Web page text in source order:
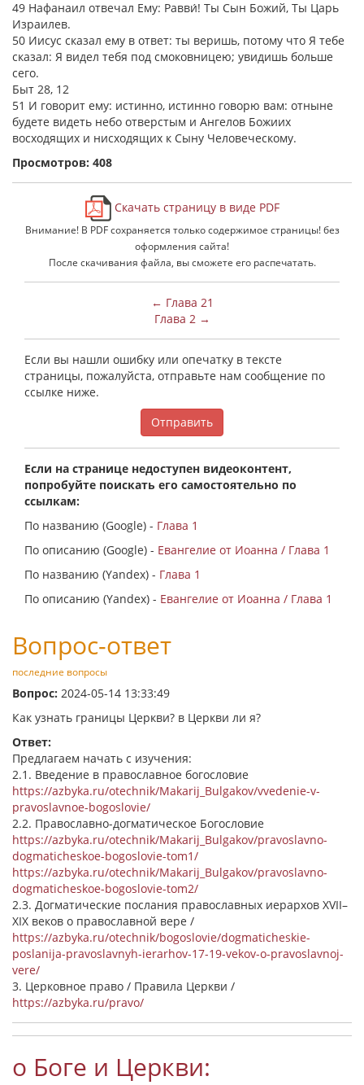
49 Нафанаил отвечал Ему: Равви́! Ты Сын Божий, Ты Царь
Израилев.
50 Иисус сказал ему в ответ: ты веришь, потому что Я тебе
сказал: Я видел тебя под смоковницею; увидишь больше
сего.
Быт 28, 12
51 И говорит ему: истинно, истинно говорю вам: отныне
будете видеть небо отверстым и Ангелов Божиих
восходящих и нисходящих к Сыну Человеческому.
Просмотров: 408
Скачать страницу в виде PDF
Внимание! В PDF сохраняется только содержимое страницы! без
оформления сайта!
После скачивания файла, вы сможете его распечатать.
← Глава 21
Глава 2 →
Если вы нашли ошибку или опечатку в тексте
страницы, пожалуйста, отправьте нам сообщение по
ссылке ниже.
Отправить
Если на странице недоступен видеоконтент,
попробуйте поискать его самостоятельно по
ссылкам:
По названию (Google) - Глава 1
По описанию (Google) - Евангелие от Иоанна / Глава 1
По названию (Yandex) - Глава 1
По описанию (Yandex) - Евангелие от Иоанна / Глава 1
Вопрос-ответ
последние вопросы
Вопрос: 2024-05-14 13:33:49
Как узнать границы Церкви? в Церкви ли я?
Ответ:
Предлагаем начать с изучения:
2.1. Введение в православное богословие
https://azbyka.ru/otechnik/Makarij_Bulgakov/vvedenie-v-
pravoslavnoe-bogoslovie/
2.2. Православно-догматическое Богословие
https://azbyka.ru/otechnik/Makarij_Bulgakov/pravoslavno-
dogmaticheskoe-bogoslovie-tom1/
https://azbyka.ru/otechnik/Makarij_Bulgakov/pravoslavno-
dogmaticheskoe-bogoslovie-tom2/
2.3. Догматические послания православных иерархов XVII–
XIX веков о православной вере /
https://azbyka.ru/otechnik/bogoslovie/dogmaticheskie-
poslanija-pravoslavnyh-ierarhov-17-19-vekov-o-pravoslavnoj-
vere/
3. Церковное право / Правила Церкви /
https://azbyka.ru/pravo/
о Боге и Церкви: